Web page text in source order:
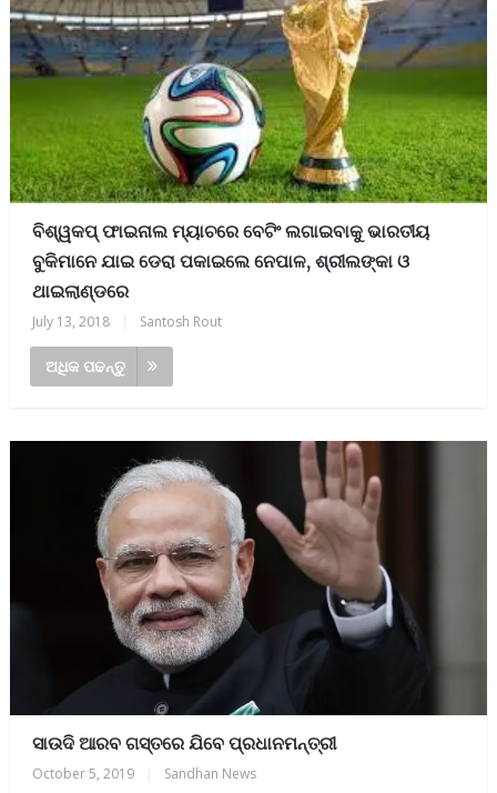
ବିଶ୍ୱକପ୍‌ ଫାଇନାଲ ମ୍ୟାଚରେ ବେଟିଂ ଲଗାଇବାକୁ ଭାରତୀୟ
ବୁକିମାନେ ଯାଇ ଡେରା ପକାଇଲେ ନେପାଳ, ଶ୍ରୀଲଙ୍କା ଓ
ଥାଇଲାଣ୍ଡରେ
July 13, 2018 Santosh Rout
ଅଧିକ ପଢନ୍ତୁ
ସାଉଦି ଆରବ ଗସ୍ତରେ ଯିବେ ପ୍ରଧାନମନ୍ତ୍ରୀ
October 5, 2019 Sandhan News